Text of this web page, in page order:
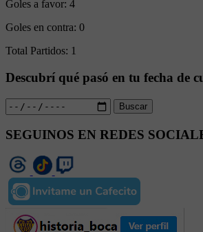
Goles a favor: 4
Goles en contra: 0
Total Partidos: 1
Descubrí qué pasó en tu fecha de
Buscar
SEGUINOS EN REDES